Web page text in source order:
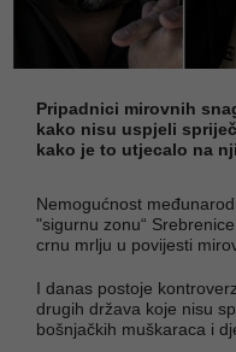
Pripadnici mirovnih
kako nisu uspjeli
kako je to utjecalo na
Nemogućnost
"sigurnu zonu“
crnu mrlju u povijesti
I danas postoje
drugih država koje nisu
bošnjačkih muškaraca i